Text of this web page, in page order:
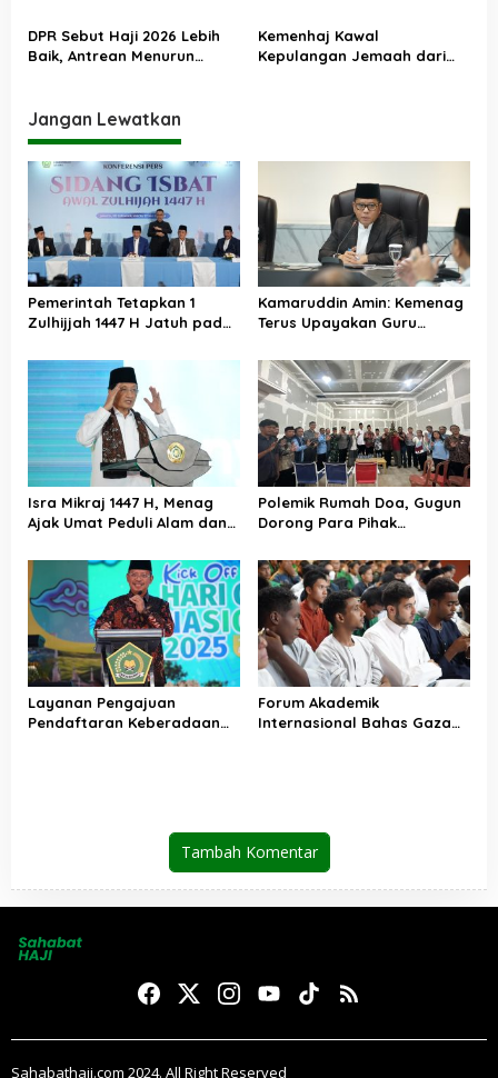
DPR Sebut Haji 2026 Lebih
Baik, Antrean Menurun
Kemenhaj Kawal
Kepulangan Jemaah dari
Jangan Lewatkan
Pemerintah Tetapkan 1
Zulhijjah 1447 H Jatuh pada
Kamaruddin Amin: Kemenag
Terus Upayakan Guru
Diangkat PPPK
Isra Mikraj 1447 H, Menag
Ajak Umat Peduli Alam dan
Polemik Rumah Doa, Gugun
Dorong Para Pihak
Layanan Pengajuan
Pendaftaran Keberadaan
Forum Akademik
Internasional Bahas Gaza
Tambah Komentar
Sahabathaji.com 2024. All Right Reserved